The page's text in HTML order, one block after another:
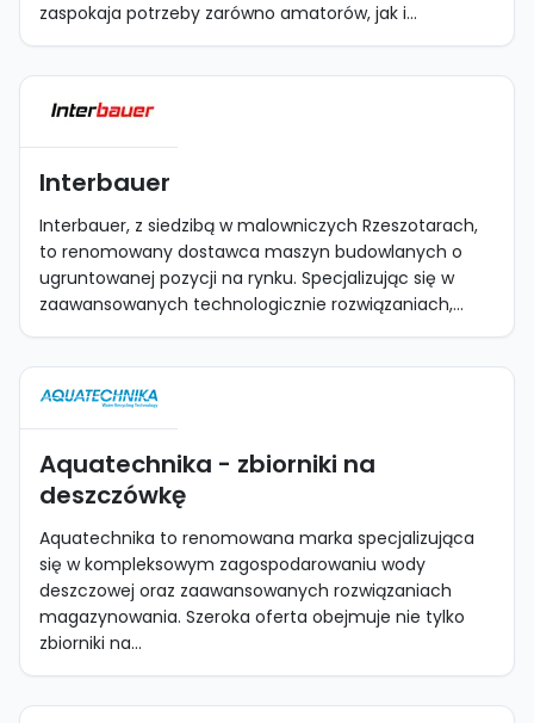
zaspokaja potrzeby zarówno amatorów, jak i...
Interbauer
Interbauer, z siedzibą w malowniczych Rzeszotarach,
to renomowany dostawca maszyn budowlanych o
ugruntowanej pozycji na rynku. Specjalizując się w
zaawansowanych technologicznie rozwiązaniach,...
Aquatechnika - zbiorniki na
deszczówkę
Aquatechnika to renomowana marka specjalizująca
się w kompleksowym zagospodarowaniu wody
deszczowej oraz zaawansowanych rozwiązaniach
magazynowania. Szeroka oferta obejmuje nie tylko
zbiorniki na...